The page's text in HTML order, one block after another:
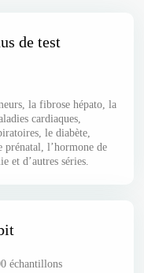
de test
la fibrose hépato, la
cardiaques,
le diabète,
l’hormone de
et d’autres séries.
échantillons